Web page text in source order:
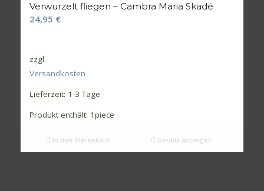
Verwurzelt fliegen – Cambra Maria Skadé
24,95 €
zzgl.
Versandkosten
Lieferzeit: 1-3 Tage
Produkt enthält: 1piece
In den Warenkorb Details anzeigen